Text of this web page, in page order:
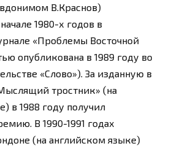
В.Краснов)
1980-х годов в
«Проблемы Восточной
опубликована в 1989 году во
«Слово»). За изданную в
тростник» (на
в 1988 году получил
В 1990-1991 годах
(на английском языке)